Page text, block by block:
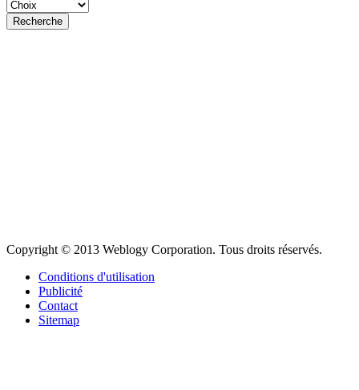
Recherche
Copyright © 2013 Weblogy Corporation. Tous droits réservés.
Conditions d'utilisation
Publicité
Contact
Sitemap